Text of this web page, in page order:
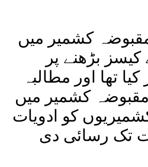
کشمیر میں
بڑھنے پر
تھا اور مطالبہ
مقبوضہ کشمیر میں
کو ادویات
تک رسائی دی